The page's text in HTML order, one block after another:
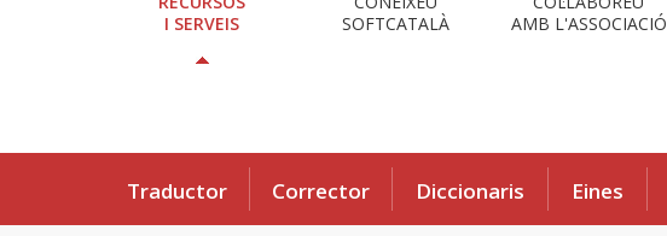
I SERVEIS
SOFTCATALÀ
AMB L'ASSOCIACIÓ
Traductor Corrector Diccionaris Eines